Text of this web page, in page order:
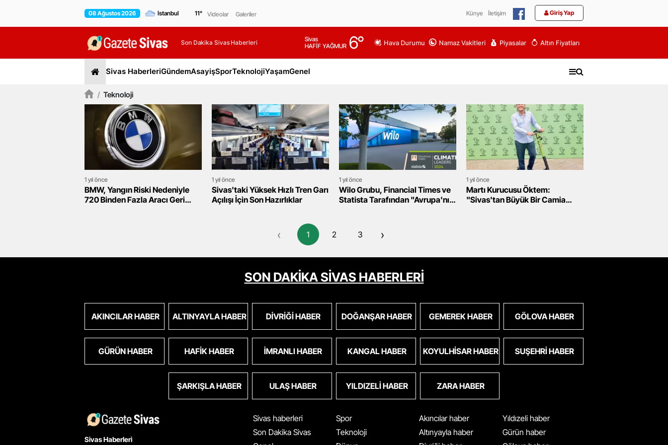
08 Ağustos 2026 11° Videolar Galeriler Künye İletişim Giriş Yap
Son Dakika Sivas Haberleri
Sivas
HAFİF YAĞMUR 6° Hava Durumu Namaz Vakitleri Piyasalar Altın Fiyatları
Sivas HaberleriGündemAsayişSporTeknolojiYaşamGenel
/ Teknoloji
1 yıl önce
BMW, Yangın Riski Nedeniyle
720 Binden Fazla Aracı Geri
1 yıl önce
Sivas'taki Yüksek Hızlı Tren Garı
Açılışı İçin Son Hazırlıklar
1 yıl önce
Wilo Grubu, Financial Times ve
Statista Tarafından "Avrupa'nın
1 yıl önce
Martı Kurucusu Öktem:
"Sivas'tan Büyük Bir Camia
‹ 1 2 3 ›
SON DAKİKA SİVAS HABERLERİ
AKINCILAR HABER ALTINYAYLA HABER DIVRIĞI HABER DOĞANŞAR HABER GEMEREK HABER GÖLOVA HABER
GÜRÜN HABER HAFIK HABER İMRANLI HABER KANGAL HABER KOYULHISAR HABER SUŞEHRI HABER
ŞARKIŞLA HABER ULAŞ HABER YILDIZELI HABER ZARA HABER
Sivas Haberleri
Sivas haberleri
Son Dakika Sivas
Spor
Teknoloji
Akıncılar haber
Altınyayla haber
Yıldızeli haber
Gürün haber